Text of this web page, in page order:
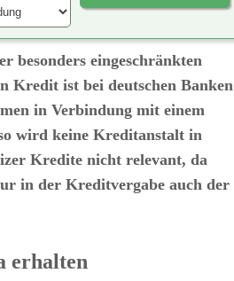
besonders eingeschränkten
Kredit ist bei deutschen Banken
in Verbindung mit einem
wird keine Kreditanstalt in
Kredite nicht relevant, da
in der Kreditvergabe auch der
erhalten